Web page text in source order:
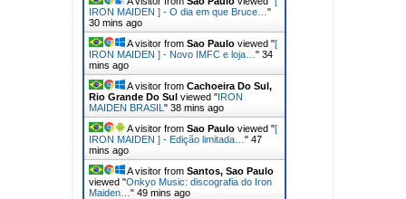
IRON MAIDEN ] - O dia em que Bruce… "
30 mins ago
A visitor from Sao Paulo viewed "[
IRON MAIDEN ] - Novo IMFC e loja… " 34
mins ago
A visitor from Cachoeira Do Sul,
Rio Grande Do Sul viewed "IRON
MAIDEN BRASIL " 38 mins ago
A visitor from Sao Paulo viewed "[
IRON MAIDEN ] - Edição limitada… " 47
mins ago
A visitor from Santos, Sao Paulo
viewed "Onkyo Music: discografia do Iron
Maiden… " 49 mins ago